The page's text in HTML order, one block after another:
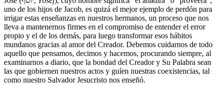
uno de los hijos de Jacob, es quizá el mejor ejemplo de perdón para
irrigar estas enseñanzas en nuestros hermanos, un proceso que nos
lleva a mantenernos firmes en el compromiso de entender el error
propio y el de los demás, para luego transformar esos hábitos
mundanos gracias al amor del Creador. Debemos cuidarnos de todo
aquello que pensamos, decimos y hacemos, procurando siempre, al
examinarnos a diario, que la bondad del Creador y Su Palabra sean
las que gobiernen nuestros actos y guíen nuestras coexistencias, tal
como nuestro Salvador Jesucristo nos enseñó.